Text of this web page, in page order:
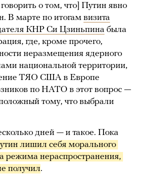
о том, что] Путин явно
В марте по итогам визита
КНР Си Цзиньпина была
где, кроме прочего,
неразмещения ядерного
национальной территории,
ТЯО США в Европе
по НАТО в этот вопрос —
тому, что выбрали
дней — и такое. Пока
лишил себя морального
режима нераспространения,
получил.